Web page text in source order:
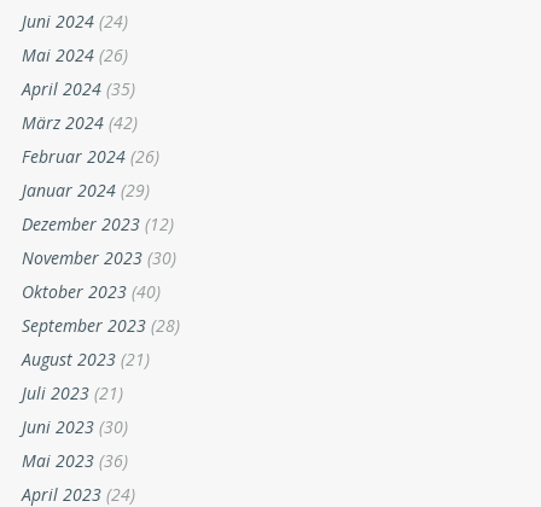
Juni 2024 (24)
Mai 2024 (26)
April 2024 (35)
März 2024 (42)
Februar 2024 (26)
Januar 2024 (29)
Dezember 2023 (12)
November 2023 (30)
Oktober 2023 (40)
September 2023 (28)
August 2023 (21)
Juli 2023 (21)
Juni 2023 (30)
Mai 2023 (36)
April 2023 (24)